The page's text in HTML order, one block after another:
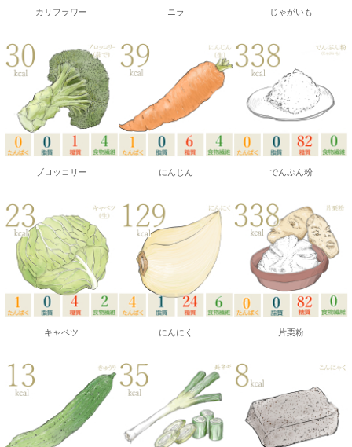
カリフラワー
ブロッコリー
キャベツ
ニラ
にんじん
にんにく
じゃがいも
でんぷん粉
片栗粉